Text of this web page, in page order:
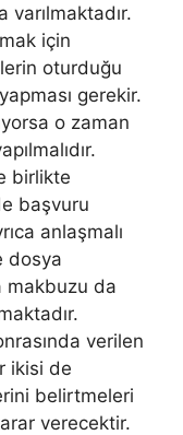
varılmaktadır.
için
oturduğu
gerekir.
o zaman
birlikte
başvuru
anlaşmalı
dosya
makbuzu da
verilen
ikisi de
belirtmeleri
verecektir.